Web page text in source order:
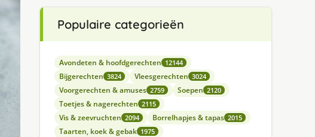
Populaire categorieën
Avondeten & hoofdgerechten 12144
Bijgerechten 3824 Vleesgerechten 3024
Voorgerechten & amuses 2759 Soepen 2120
Toetjes & nagerechten 2115
Vis & zeevruchten 2094 Borrelhapjes & tapas 2015
Taarten, koek & gebak 1975